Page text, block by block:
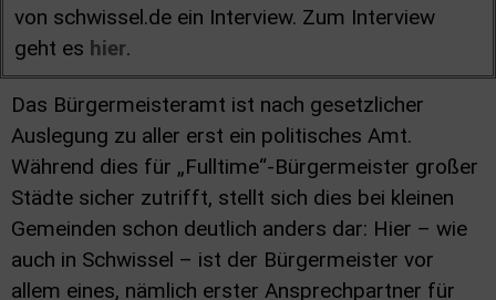
von schwissel.de ein Interview. Zum Interview
geht es hier.
Das Bürgermeisteramt ist nach gesetzlicher
Auslegung zu aller erst ein politisches Amt.
Während dies für „Fulltime“-Bürgermeister großer
Städte sicher zutrifft, stellt sich dies bei kleinen
Gemeinden schon deutlich anders dar: Hier – wie
auch in Schwissel – ist der Bürgermeister vor
allem eines, nämlich erster Ansprechpartner für